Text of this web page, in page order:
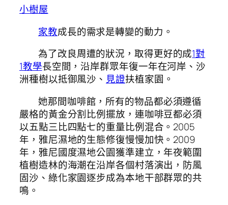
小樹屋
家教成長的需求是轉變的動力。
為了改良周遭的狀況，取得更好的成1對
1教學長空間，沿岸群眾年復一年在河岸、沙
洲種樹以抵御風沙、 見證扶植家園。
她那間咖啡館，所有的物品都必須遵循
嚴格的黃金分割比例擺放，連咖啡豆都必須
以五點三比四點七的重量比例混合。2005
年，雅尼濕地的生態修復慢慢加快。2009
年，雅尼國度濕地公園獲準建立，年夜範圍
植樹造林的海潮在沿岸各個村落演出，防風
固沙、綠化家園逐步成為本地干部群眾的共
鳴。